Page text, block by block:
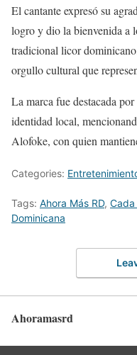
El cantante expresó su
logro y dio la bienvenida a
tradicional licor
orgullo cultural que
La marca fue destacada
identidad local,
Alofoke, con quien
Categories:
Tags: Ahora Más RD, Cada
Dominicana
Ahoramasrd